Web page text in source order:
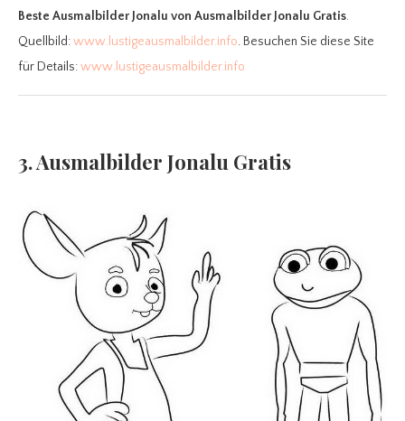
Beste Ausmalbilder Jonalu von Ausmalbilder Jonalu Gratis.
Quellbild:www.lustigeausmalbilder.info. Besuchen Sie diese Site
für Details:www.lustigeausmalbilder.info
3. Ausmalbilder Jonalu Gratis